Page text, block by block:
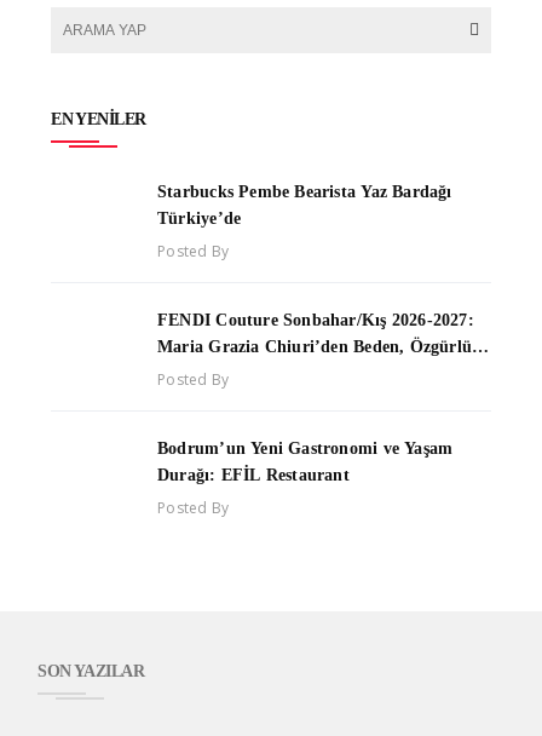
EN YENILER
Starbucks Pembe Bearista Yaz Bardağı
Türkiye’de
Posted By
FENDI Couture Sonbahar/Kış 2026-2027:
Maria Grazia Chiuri’den Beden, Özgürlük
ve Yaşam Enerjisi Üzerine Yeni Bir Couture
Posted By
Bodrum’un Yeni Gastronomi ve Yaşam
Durağı: EFİL Restaurant
Posted By
SON YAZILAR